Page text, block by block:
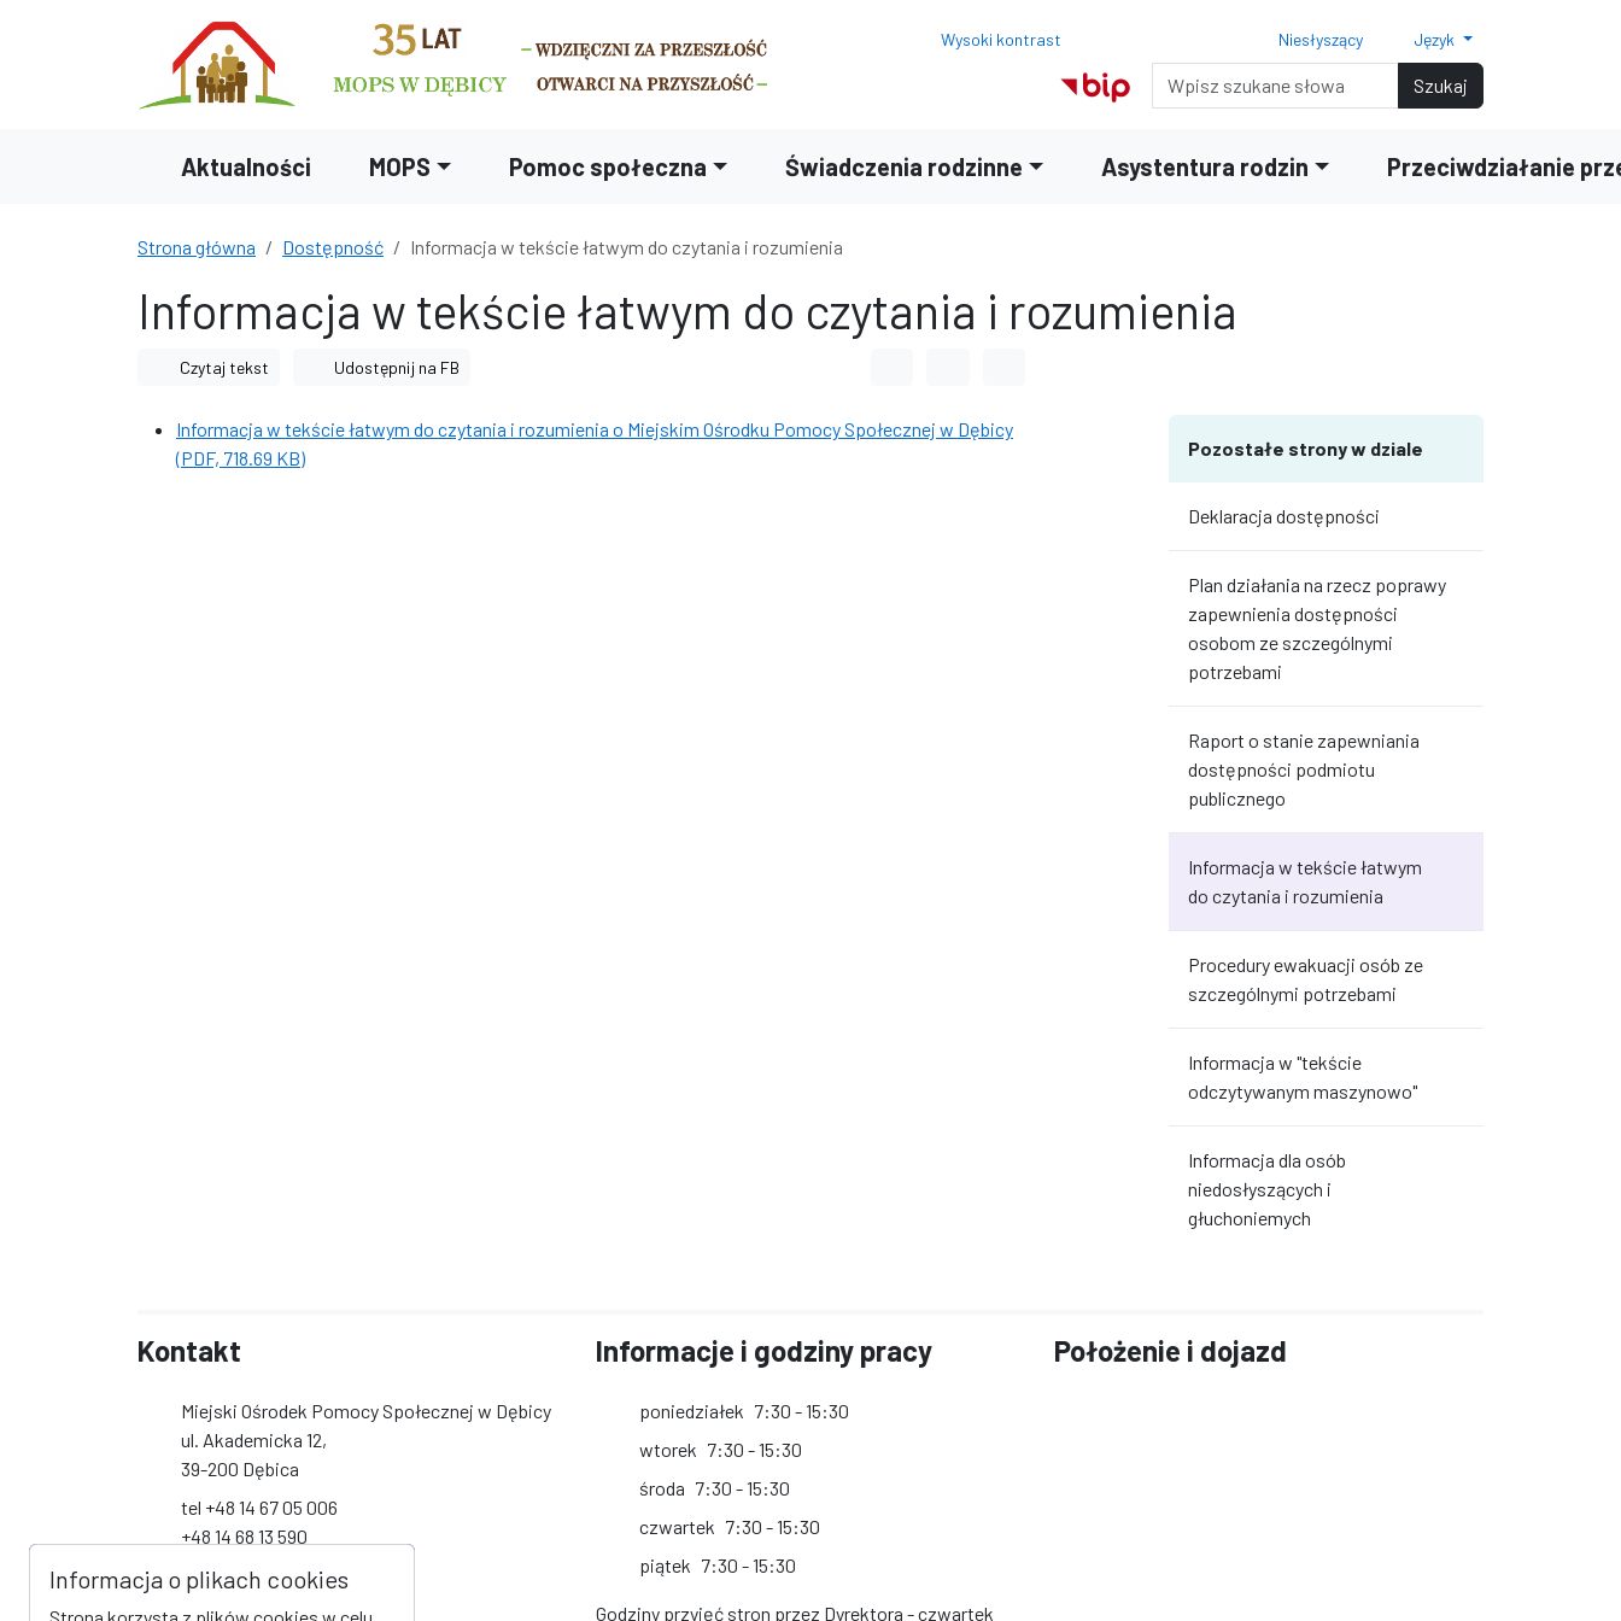
Przejdź do wyszukiwarki
Wysoki kontrast
Normalny rozmiar czcionki
Rozmiar czcionki 150%
Rozmiar czcionki 200%
Niesłyszący Język
Wyszukiwarka Szukaj
Aktualności MOPS Pomoc społeczna Świadczenia rodzinne Asystentura rodzin Przeciwdziałanie
Strona główna Dostępność Informacja w tekście łatwym do czytania i rozumienia
Informacja w tekście łatwym do czytania i rozumienia
Czytaj tekst Udostępnij na FB
Informacja w tekście łatwym do czytania i rozumienia o Miejskim Ośrodku Pomocy Społecznej w Dębicy
(PDF, 718.69 KB)
Pozostałe strony w dziale
Deklaracja dostępności
Plan działania na rzecz poprawy
zapewnienia dostępności
osobom ze szczególnymi
potrzebami
Raport o stanie zapewniania
dostępności podmiotu
publicznego
Informacja w tekście łatwym
do czytania i rozumienia
Procedury ewakuacji osób ze
szczególnymi potrzebami
Informacja w "tekście
odczytywanym maszynowo"
Informacja dla osób
niedosłyszących i
głuchoniemych
Kontakt
Miejski Ośrodek Pomocy Społecznej w Dębicy
ul. Akademicka 12,
39-200 Dębica
tel +48 14 67 05 006
+48 14 68 13 590
+48 14 68 19 093
Informacje i godziny pracy
poniedziałek 7:30 - 15:30
wtorek 7:30 - 15:30
środa 7:30 - 15:30
czwartek 7:30 - 15:30
piątek 7:30 - 15:30
Godziny przyjęć stron przez Dyrektora - czwartek
Położenie i dojazd
Informacja o plikach cookies